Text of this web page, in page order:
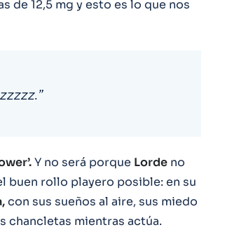
de 12,5 mg y esto es lo que nos
Y no será porque Lorde no
buen rollo playero posible: en su
con sus sueños al aire, sus miedo
chancletas mientras actúa.